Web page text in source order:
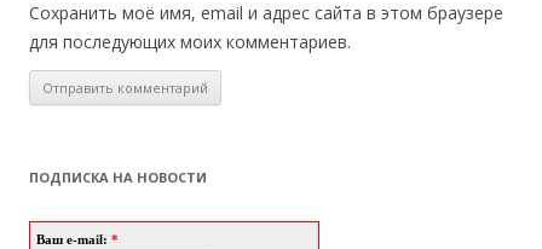
Сохранить моё имя, email и адрес сайта в этом браузере
для последующих моих комментариев.
ПОДПИСКА НА НОВОСТИ
Ваш e-mail: *